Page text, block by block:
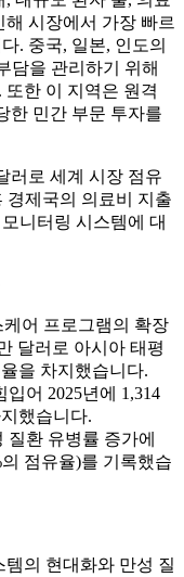
시장에서 가장 빠르
. 중국, 일본, 인도의
담을 관리하기 위해
한 이 지역은 원격
한 민간 부문 투자를
러로 세계 시장 점유
경제국의 의료비 지출
니터링 시스템에 대
어 프로그램의 확장
달러로 아시아 태평
을 차지했습니다.
어 2025년에 1,314
했습니다.
환 유병률 증가에
점유율)를 기록했습
의 현대화와 만성 질